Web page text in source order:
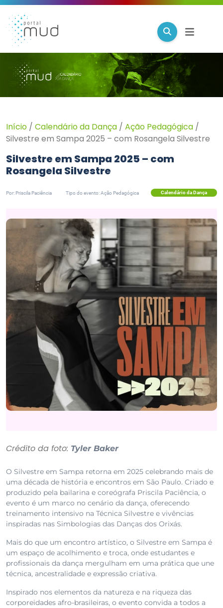
Início / Calendário da Dança / Ação Pedagógica /
Silvestre em Sampa 2025 – com Rosangela Silvestre
Silvestre em Sampa 2025 – com
Rosangela Silvestre
Por: Priscila Paciência Tipo do evento: Ação Pedagógica Calendário da Dança
Crédito da foto: Tyler Baker
O Silvestre em Sampa retorna em 2025 celebrando mais de
uma década de história e encontros em São Paulo. Criado e
produzido pela bailarina e coreógrafa Priscila Paciência, o
evento é um marco no cenário da dança, oferecendo
treinamento intensivo na Técnica Silvestre e vivências
inspiradas nas Simbologias das Danças dos Orixás.
Mais do que um encontro artístico, o Silvestre em Sampa é
um espaço de acolhimento e troca, onde estudantes e
profissionais da dança mergulham em uma prática que une
técnica, ancestralidade e expressão criativa.
Inspirado nos elementos da natureza e na riqueza das
corporeidades afro-brasileiras, o evento convida a todos a